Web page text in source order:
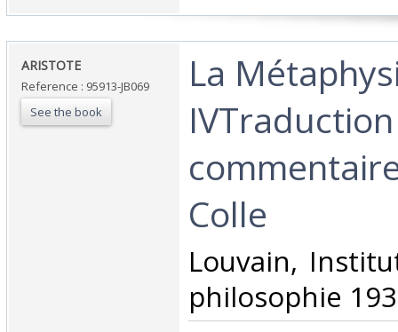
‎ARISTOTE‎
Reference : 95913-JB069
See the book
‎La
Colle‎
‎Louvain,
philosophie